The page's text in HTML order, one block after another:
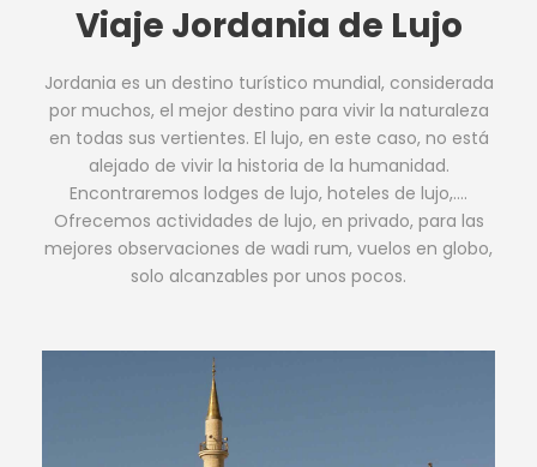
Viaje Jordania de Lujo
Jordania es un destino turístico mundial, considerada
por muchos, el mejor destino para vivir la naturaleza
en todas sus vertientes. El lujo, en este caso, no está
alejado de vivir la historia de la humanidad.
Encontraremos lodges de lujo, hoteles de lujo,….
Ofrecemos actividades de lujo, en privado, para las
mejores observaciones de wadi rum, vuelos en globo,
solo alcanzables por unos pocos.